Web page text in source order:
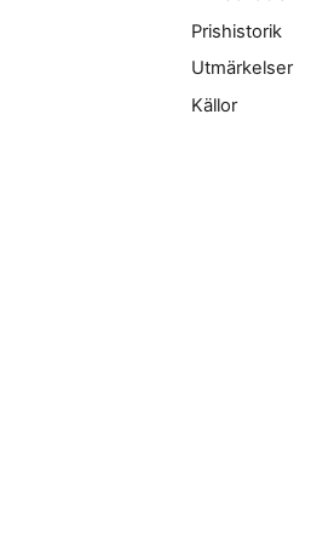
Prishistorik
Utmärkelser
Källor